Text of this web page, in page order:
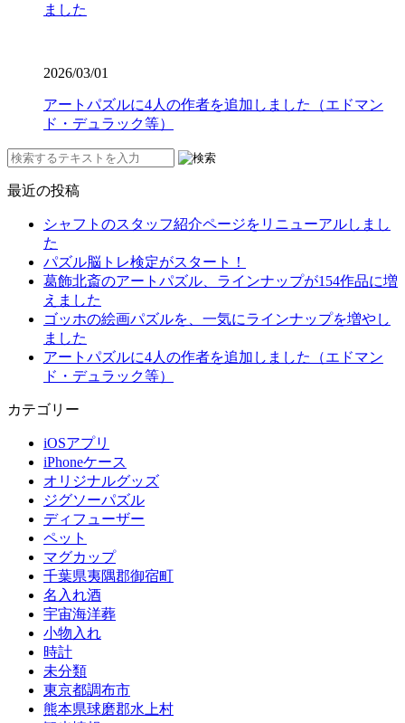
ました
2026/03/01
アートパズルに4人の作者を追加しました（エドマン
ド・デュラック等）
最近の投稿
シャフトのスタッフ紹介ページをリニューアルしまし
た
パズル脳トレ検定がスタート！
葛飾北斎のアートパズル、ラインナップが154作品に増
えました
ゴッホの絵画パズルを、一気にラインナップを増やし
ました
アートパズルに4人の作者を追加しました（エドマン
ド・デュラック等）
カテゴリー
iOSアプリ
iPhoneケース
オリジナルグッズ
ジグソーパズル
ディフューザー
ペット
マグカップ
千葉県夷隅郡御宿町
名入れ酒
宇宙海洋葬
小物入れ
時計
未分類
東京都調布市
熊本県球磨郡水上村